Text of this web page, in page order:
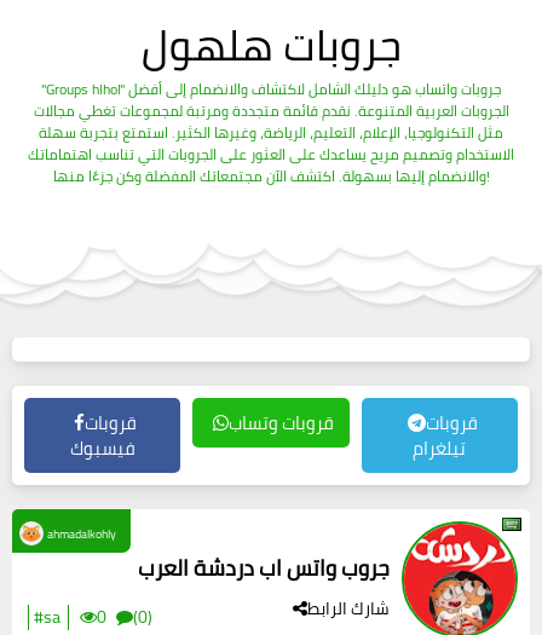
جروبات هلهول
"Groups hlhol" جروبات واتساب هو دليلك الشامل لاكتشاف والانضمام إلى أفضل
الجروبات العربية المتنوعة. نقدم قائمة متجددة ومرتبة لمجموعات تغطي مجالات
مثل التكنولوجيا، الإعلام، التعليم، الرياضة، وغيرها الكثير. استمتع بتجربة سهلة
الاستخدام وتصميم مريح يساعدك على العثور على الجروبات التي تناسب اهتماماتك
والانضمام إليها بسهولة. اكتشف الآن مجتمعاتك المفضلة وكن جزءًا منها!
قروبات
فيسبوك
قروبات وتساب قروبات
تيلغرام
جروب واتس اب دردشة العرب
شارك الرابط #sa 0 (0)
ahmadalkohly